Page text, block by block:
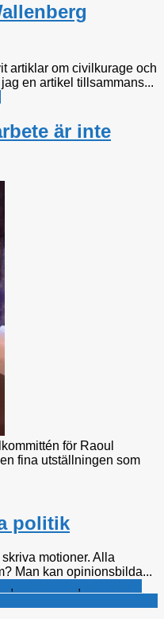
artiklar om civilkurage och
en artikel tillsammans...
är inte
för Raoul
fina utställningen som
politik
motioner. Alla
Man kan opinionsbilda...
, ,